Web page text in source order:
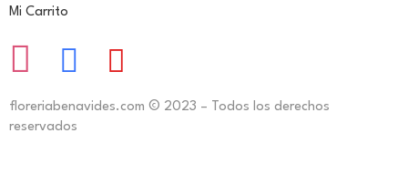
Mi Carrito
floreriabenavides.com © 2023 – Todos los derechos
reservados